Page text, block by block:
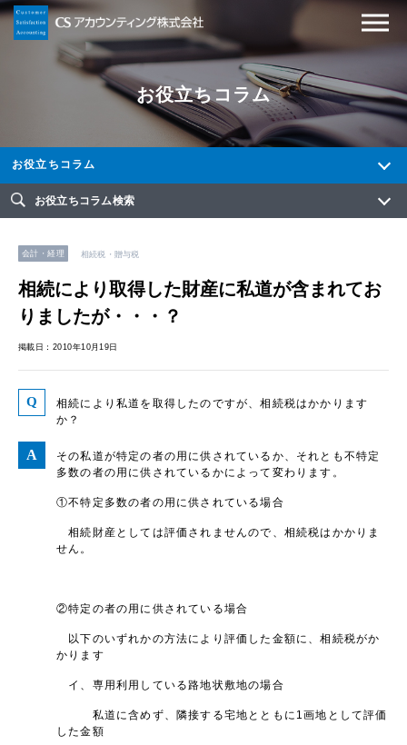
お役立ちコラム
お役立ちコラム
お役立ちコラム検索
会計・経理 相続税・贈与税
相続により取得した財産に私道が含まれてお
りましたが・・・？
掲載日：2010年10月19日
相続により私道を取得したのですが、相続税はかかります
か？
その私道が特定の者の用に供されているか、それとも不特定
多数の者の用に供されているかによって変わります。
①不特定多数の者の用に供されている場合
相続財産としては評価されませんので、相続税はかかりま
せん。
②特定の者の用に供されている場合
以下のいずれかの方法により評価した金額に、相続税がか
かります
イ、専用利用している路地状敷地の場合
私道に含めず、隣接する宅地とともに1画地として評価
した金額